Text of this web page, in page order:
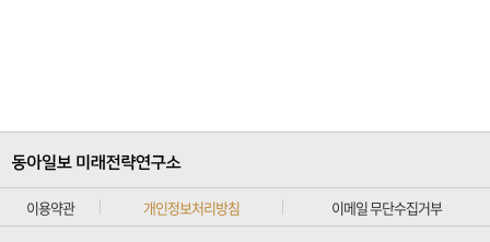
이용약관 개인정보처리방침 이메일 무단수집거부